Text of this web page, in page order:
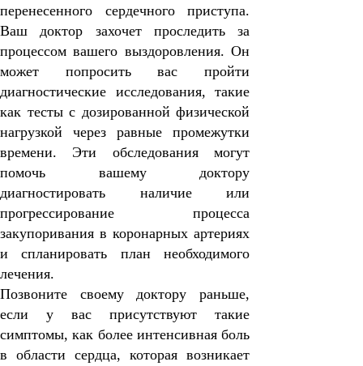
перенесенного сердечного приступа.
Ваш доктор захочет проследить за
процессом вашего выздоровления. Он
может попросить вас пройти
диагностические исследования, такие
как тесты с дозированной физической
нагрузкой через равные промежутки
времени. Эти обследования могут
помочь вашему доктору
диагностировать наличие или
прогрессирование процесса
закупоривания в коронарных артериях
и спланировать план необходимого
лечения.
Позвоните своему доктору раньше,
если у вас присутствуют такие
симптомы, как более интенсивная боль
в области сердца, которая возникает